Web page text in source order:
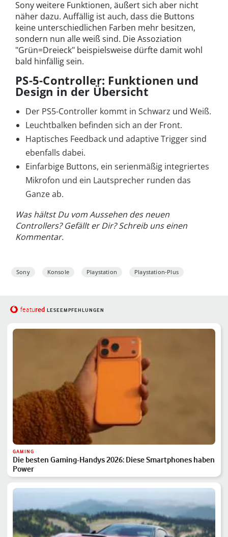
Sony weitere Funktionen, äußert sich aber nicht
näher dazu. Auffällig ist auch, dass die Buttons
keine unterschiedlichen Farben mehr besitzen,
sondern nun alle weiß sind. Die Assoziation
"Grün=Dreieck" beispielsweise dürfte damit wohl
bald hinfällig sein.
PS-5-Controller: Funktionen und
Design in der Übersicht
Der PS5-Controller kommt in Schwarz und Weiß.
Leuchtbalken befinden sich an der Front.
Haptisches Feedback und adaptive Trigger sind
ebenfalls dabei.
Einfarbige Buttons, ein serienmäßig integriertes
Mikrofon und ein Lautsprecher runden das
Ganze ab.
Was hältst Du vom Aussehen des neuen
Controllers? Gefällt er Dir? Schreib uns einen
Kommentar.
Sony Konsole Playstation Playstation-Plus
featured LESEEMPFEHLUNGEN
GAMING
Die besten Gaming-Handys 2026: Diese Smartphones haben
Power